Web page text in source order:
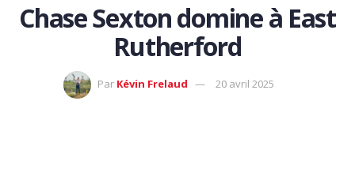
Chase Sexton domine à East
Rutherford
Par Kévin Frelaud 20 avril 2025